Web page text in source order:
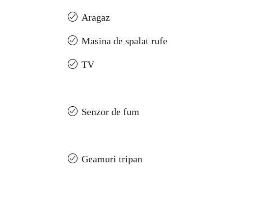
Aragaz
Masina de spalat rufe
TV
Senzor de fum
Geamuri tripan